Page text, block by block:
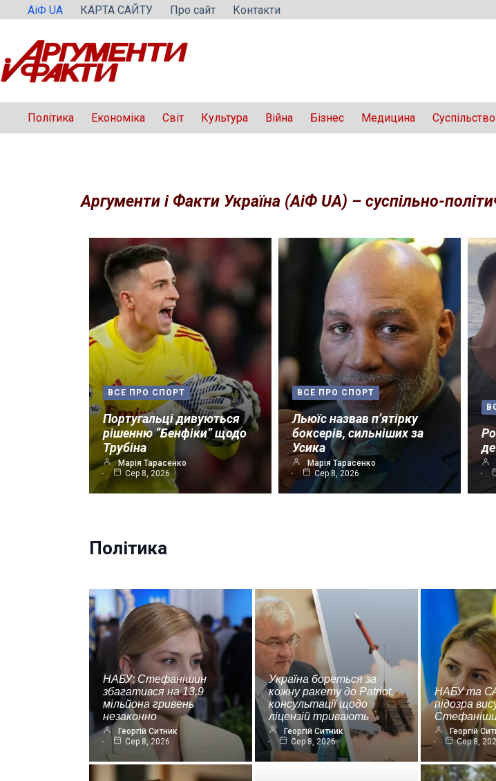
Перейти
вмісту
АіФ UA КАРТА САЙТУ Про сайт Контакти
Політика Економіка Світ Культура Війна Бізнес Медицина Суспільство
Аргументи і Факти Україна (АіФ UA) – суспільно-
ВСЕ ПРО СПОРТ
Португальці дивуються
рішенню “Бенфіки” щодо
Трубіна
Марія Тарасенко
Сер 8, 2026
ВСЕ ПРО СПОРТ
Льюїс назвав п’ятірку
боксерів, сильніших за
Усика
Марія Тарасенко
Сер 8, 2026
Політика
НАБУ: Стефанішин
збагатився на 13,9
мільйона гривень
незаконно
Георгій Ситник
Сер 8, 2026
Україна бореться за
кожну ракету до Patriot,
консультації щодо
ліцензій тривають
Георгій Ситник
Сер 8, 2026
НАБУ та
підозра
Георгій
Сер 8,